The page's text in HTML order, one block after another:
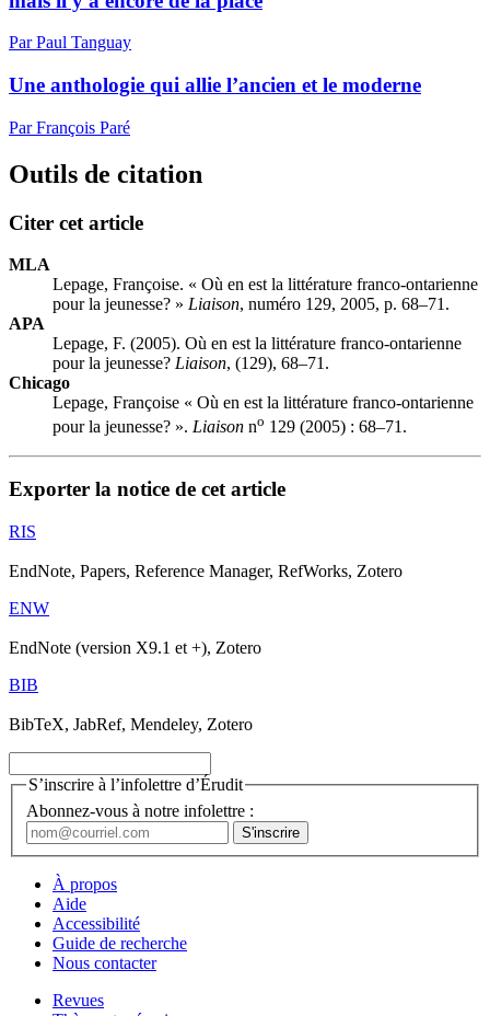
Par Paul Tanguay
Une anthologie qui allie l’ancien et le moderne
Par François Paré
Outils de citation
Citer cet article
MLA
Lepage, Françoise. « Où en est la littérature franco-ontarienne
pour la jeunesse? » Liaison, numéro 129, 2005, p. 68–71.
APA
Lepage, F. (2005). Où en est la littérature franco-ontarienne
pour la jeunesse? Liaison, (129), 68–71.
Chicago
Lepage, Françoise « Où en est la littérature franco-ontarienne
pour la jeunesse? ». Liaison no 129 (2005) : 68–71.
Exporter la notice de cet article
RIS
EndNote, Papers, Reference Manager, RefWorks, Zotero
ENW
EndNote (version X9.1 et +), Zotero
BIB
BibTeX, JabRef, Mendeley, Zotero
S’inscrire à l’infolettre d’Érudit
Abonnez-vous à notre infolettre :
À propos
Aide
Accessibilité
Guide de recherche
Nous contacter
Revues